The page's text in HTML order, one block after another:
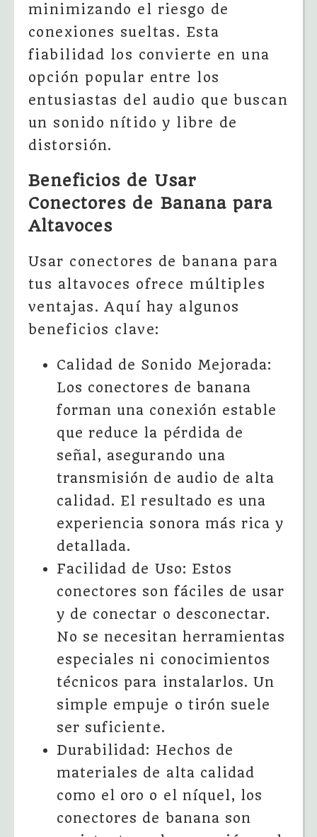
minimizando el riesgo de
conexiones sueltas. Esta
fiabilidad los convierte en una
opción popular entre los
entusiastas del audio que buscan
un sonido nítido y libre de
distorsión.
Beneficios de Usar
Conectores de Banana para
Altavoces
Usar conectores de banana para
tus altavoces ofrece múltiples
ventajas. Aquí hay algunos
beneficios clave:
Calidad de Sonido Mejorada:
Los conectores de banana
forman una conexión estable
que reduce la pérdida de
señal, asegurando una
transmisión de audio de alta
calidad. El resultado es una
experiencia sonora más rica y
detallada.
Facilidad de Uso: Estos
conectores son fáciles de usar
y de conectar o desconectar.
No se necesitan herramientas
especiales ni conocimientos
técnicos para instalarlos. Un
simple empuje o tirón suele
ser suficiente.
Durabilidad: Hechos de
materiales de alta calidad
como el oro o el níquel, los
conectores de banana son